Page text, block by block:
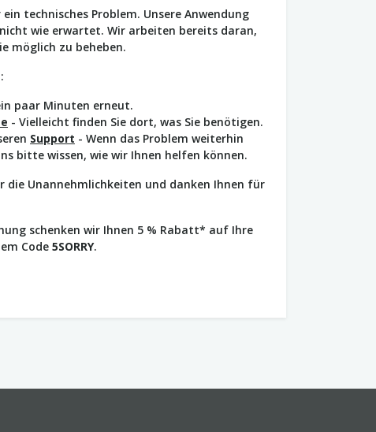
technisches Problem. Unsere Anwendung
wie erwartet. Wir arbeiten bereits daran,
möglich zu beheben.
paar Minuten erneut.
- Vielleicht finden Sie dort, was Sie benötigen.
Support - Wenn das Problem weiterhin
bitte wissen, wie wir Ihnen helfen können.
die Unannehmlichkeiten und danken Ihnen für
schenken wir Ihnen 5 % Rabatt* auf Ihre
Code 5SORRY.